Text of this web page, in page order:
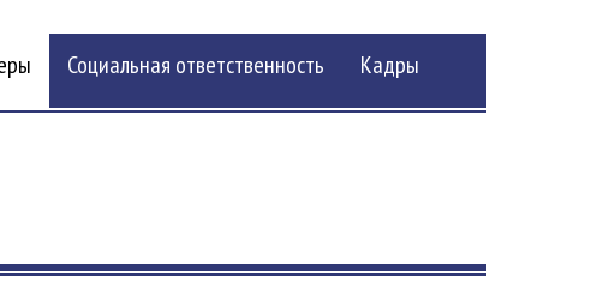
Социальная ответственность Кадры